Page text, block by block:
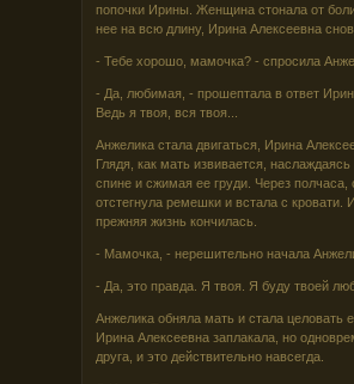
попочки Ирины. Женщина стонала от
нее на всю длину, Ирина Алексеевна
- Тебе хорошо, мамочка? - спросила
- Да, любимая, - прошептала в ответ
Ведь я твоя, вся твоя...
Анжелика стала двигаться, Ирина
Глядя, как мать извивается,
спине и сжимая ее груди. Через
отстегнула ремешки и встала с
прежняя жизнь кончилась.
- Мамочка, - нерешительно начала
- Да, это правда. Я твоя. Я буду твоей
Анжелика обняла мать и стала целовать
Ирина Алексеевна заплакала, но
друга, и это действительно навсегда.